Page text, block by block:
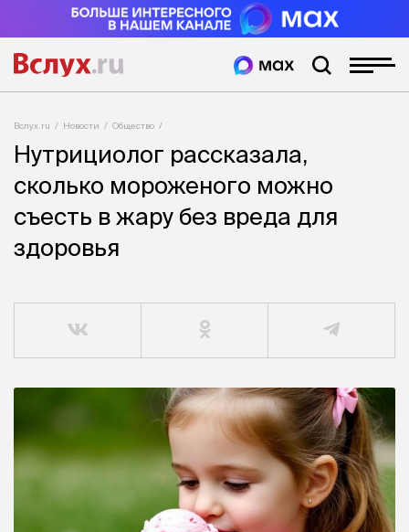
Вслух.ru Новости Общество
Нутрициолог рассказала,
сколько мороженого можно
съесть в жару без вреда для
здоровья